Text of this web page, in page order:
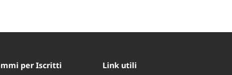
per Iscritti Link utili